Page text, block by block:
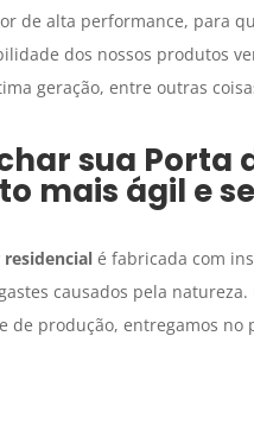
de alta performance, para
dos nossos produtos
geração, entre outras
sua Porta
mais ágil e
é fabricada com
causados pela
de produção, entregamos